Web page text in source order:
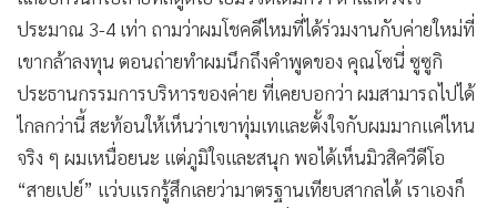
• ญี่ปุ่น
• News1
• Gotomanager
ประมาณ 3-4 เท่า ถามว่าผมโชคดีไหมที่ได้ร่วมงานกับค่ายใหม่ที่
เขากล้าลงทุน ตอนถ่ายทำผมนึกถึงคำพูดของ คุณโซนี่ ซูซูกิ
ประธานกรรมการบริหารของค่าย ที่เคยบอกว่า ผมสามารถไปได้
ไกลกว่านี้ สะท้อนให้เห็นว่าเขาทุ่มเทและตั้งใจกับผมมากแค่ไหน
จริง ๆ ผมเหนื่อยนะ แต่ภูมิใจและสนุก พอได้เห็นมิวสิควีดีโอ
“สายเปย์” แว่บแรกรู้สึกเลยว่ามาตรฐานเทียบสากลได้ เราเองก็